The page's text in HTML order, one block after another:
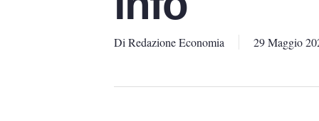
Di Redazione Economia 29 Maggio